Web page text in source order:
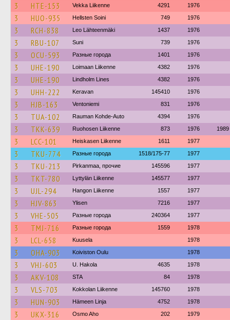
3 HTE-153 Vekka Liikenne 4291 1976
3 HUO-935 Hellsten Soini 749 1976
3 RCH-838 Leo Lähteenmäki 1437 1976
3 RBU-107 Suni 739 1976
3 OCU-593 Разные города 1401 1976
3 UHE-190 Loimaan Liikenne 4382 1976
3 UHE-190 Lindholm Lines 4382 1976
3 UHH-222 Keravan 145410 1976
3 HJB-163 Ventoniemi 831 1976
3 TUA-102 Rauman Kohde-Auto 4394 1976
3 TKK-639 Ruohosen Liikenne 873 1976 1989
3 LCC-101 Heiskasen Liikenne 1611 1977
3 TKU-774 Разные города 1518/175-77 1977
3 TKU-213 Pirkanmaa, прочие 145596 1977
3 TKT-780 Lyttylän Liikenne 145577 1977
3 UJL-294 Hangon Liikenne 1557 1977
3 HJV-863 Ylisen 7216 1977
3 VHE-505 Разные города 240364 1977
3 TMJ-716 Разные города 1559 1978
3 LCL-658 Kuusela 1978
3 OHA-903 Koiviston Oulu 1978
3 VHJ-603 U. Hakola 4635 1978
3 AKV-108 STA 84 1978
3 VLS-703 Kokkolan Liikenne 145760 1978
3 HUN-903 Hämeen Linja 4752 1978
3 UKX-316 Osmo Aho 202 1979